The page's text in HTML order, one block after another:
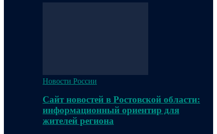
Новости России
Сайт новостей в Ростовской области:
информационный ориентир для
жителей региона